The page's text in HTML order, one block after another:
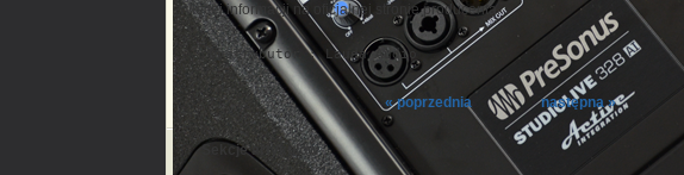
Więcej informacji na oficjalnej stronie producenta.
Dystrybutor : Lauda Audio
« poprzednia następna »
Sekcje artykułów